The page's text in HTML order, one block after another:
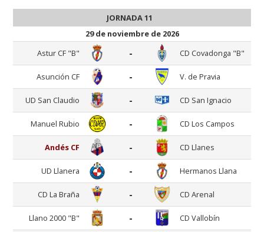
JORNADA 11
29 de noviembre de 2026
Astur CF "B"
- CD Covadonga "B"
Asunción CF - V. de Pravia
UD San Claudio - CD San Ignacio
Manuel Rubio - CD Los Campos
Andés CF - CD Llanes
UD Llanera - Hermanos Llana
CD La Braña - CD Arenal
Llano 2000 "B" - CD Vallobín